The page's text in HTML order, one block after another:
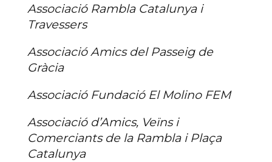
Associació Rambla Catalunya i
Travessers
Associació Amics del Passeig de
Gràcia
Associació Fundació El Molino FEM
Associació d’Amics, Veïns i
Comerciants de la Rambla i Plaça
Catalunya